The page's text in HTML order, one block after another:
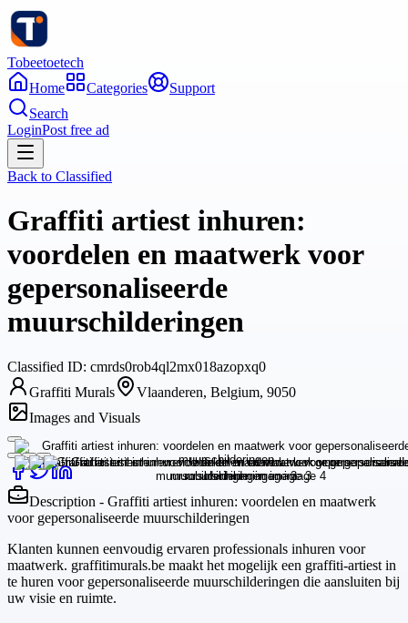
Tobeetoetech
Home
Categories
Support
Search
LoginPost free ad
Back to Classified
Graffiti artiest inhuren:
voordelen en maatwerk voor
gepersonaliseerde
muurschilderingen
Classified ID: cmrds0rob4ql2mx018azopxq0
Graffiti Murals
Vlaanderen, Belgium, 9050
Images and Visuals
Description - Graffiti artiest inhuren: voordelen en maatwerk
voor gepersonaliseerde muurschilderingen
Klanten kunnen eenvoudig ervaren professionals inhuren voor
maatwerk. graffitimurals.be maakt het mogelijk een graffiti-artiest in
te huren voor gepersonaliseerde muurschilderingen die aansluiten bij
uw visie en ruimte.